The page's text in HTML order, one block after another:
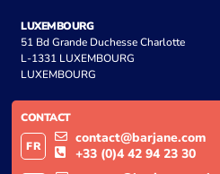
LUXEMBOURG
51 Bd Grande Duchesse Charlotte
L-1331 LUXEMBOURG
LUXEMBOURG
CONTACT
FR
contact@barjane.com
+33 (0)4 42 94 23 30